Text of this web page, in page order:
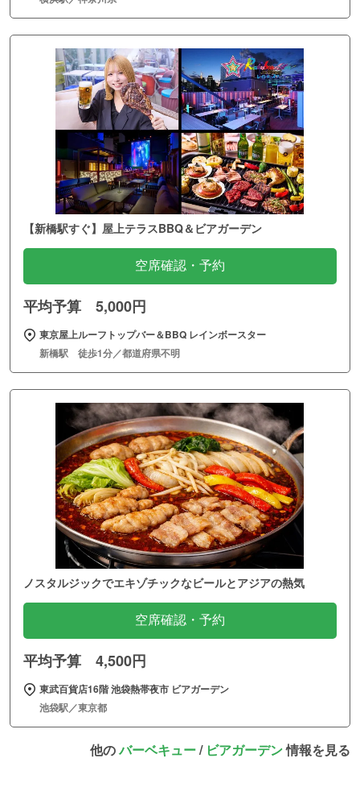
【新橋駅すぐ】屋上テラスBBQ＆ビアガーデン
空席確認・予約
平均予算 5,000円
東京屋上ルーフトップバー＆BBQ レインボースター
新橋駅 徒歩1分／都道府県不明
ノスタルジックでエキゾチックなビールとアジアの熱気
空席確認・予約
平均予算 4,500円
東武百貨店16階 池袋熱帯夜市 ビアガーデン
池袋駅／東京都
他のバーベキュー/ ビアガーデン情報を見る